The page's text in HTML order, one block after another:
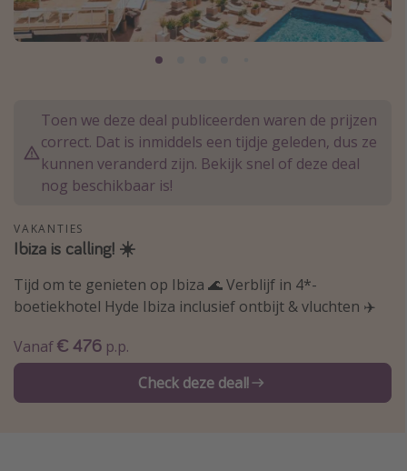
Thailand
Madeira
Egypte
Type vakantie
Overzicht
Weekendje weg
Autoverhuur
Vroegboeker
Groepsreizen
Vakantieparken
Toen we deze deal publiceerden waren de prijzen
correct. Dat is inmiddels een tijdje geleden, dus ze
kunnen veranderd zijn. Bekijk snel of deze deal
nog beschikbaar is!
VAKANTIES
Ibiza is calling! ☀️
Tijd om te genieten op Ibiza 🌊 Verblijf in 4*-
boetiekhotel Hyde Ibiza inclusief ontbijt & vluchten ✈️
Vanaf€ 476 p.p.
Check deze deal!